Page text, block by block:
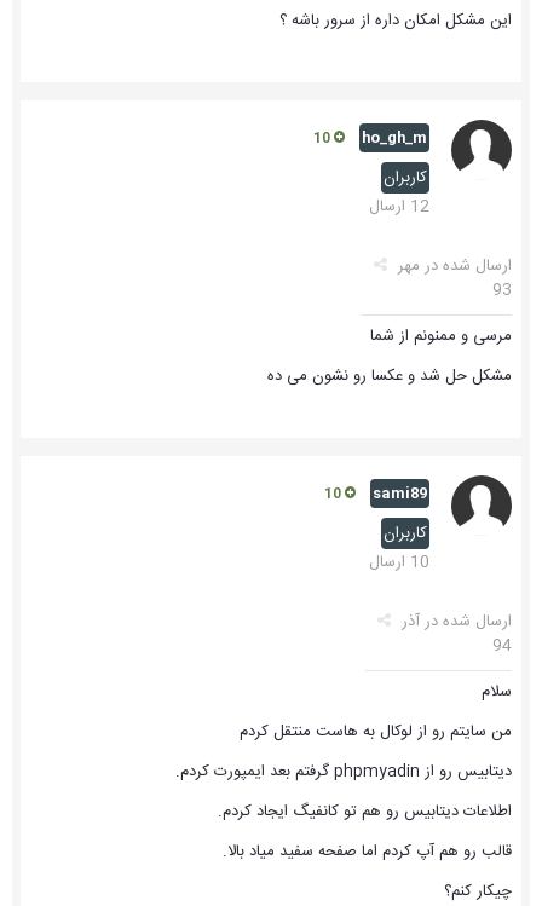
این مشکل امکان داره از سرور باشه ؟
ho_gh_m
کاربران
12 ارسال
ارسال شده در مهر
93
مرسی و ممنونم از شما
مشکل حل شد و عکسا رو نشون می ده
sami89
کاربران
10 ارسال
ارسال شده درآذر
94
سلام
من سایتم رو از لوکال به هاست منتقل کردم
دیتابیس رو از phpmyadin گرفتم بعد ایمپورت کردم.
اطلاعات دیتابیس رو هم تو کانفیگ ایجاد کردم.
قالب رو هم آپ کردم اما صفحه سفید میاد بالا.
چیکار کنم؟